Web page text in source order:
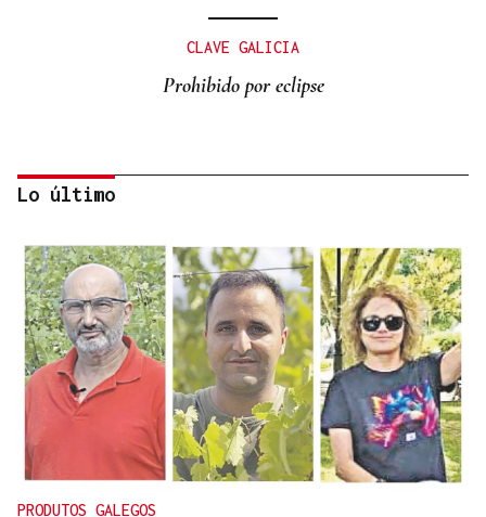
CLAVE GALICIA
Prohibido por eclipse
Lalo Pavón
O AFIADOR
Un día haberá autobuses
Lo último
PRODUTOS GALEGOS